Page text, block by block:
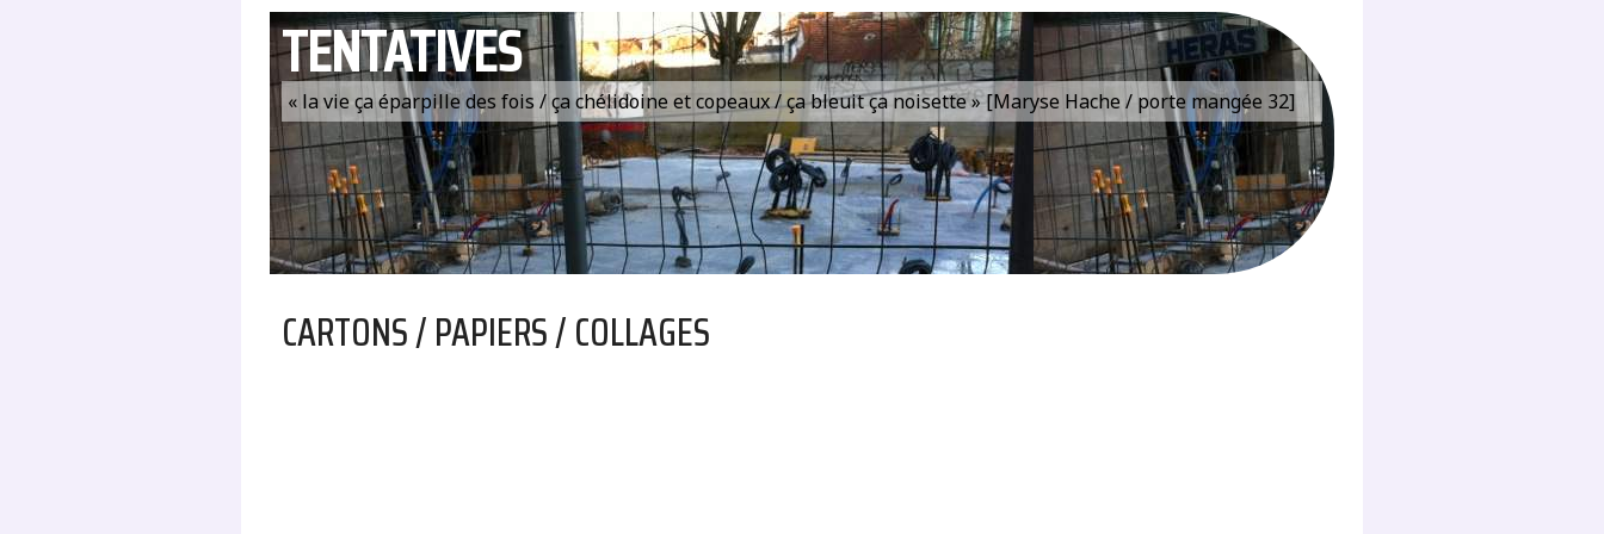
TENTATIVES
« la vie ça éparpille des fois / ça chélidoine et copeaux / ça bleuit ça noisette » [Maryse Hache / porte mangée 32]
CARTONS / PAPIERS / COLLAGES